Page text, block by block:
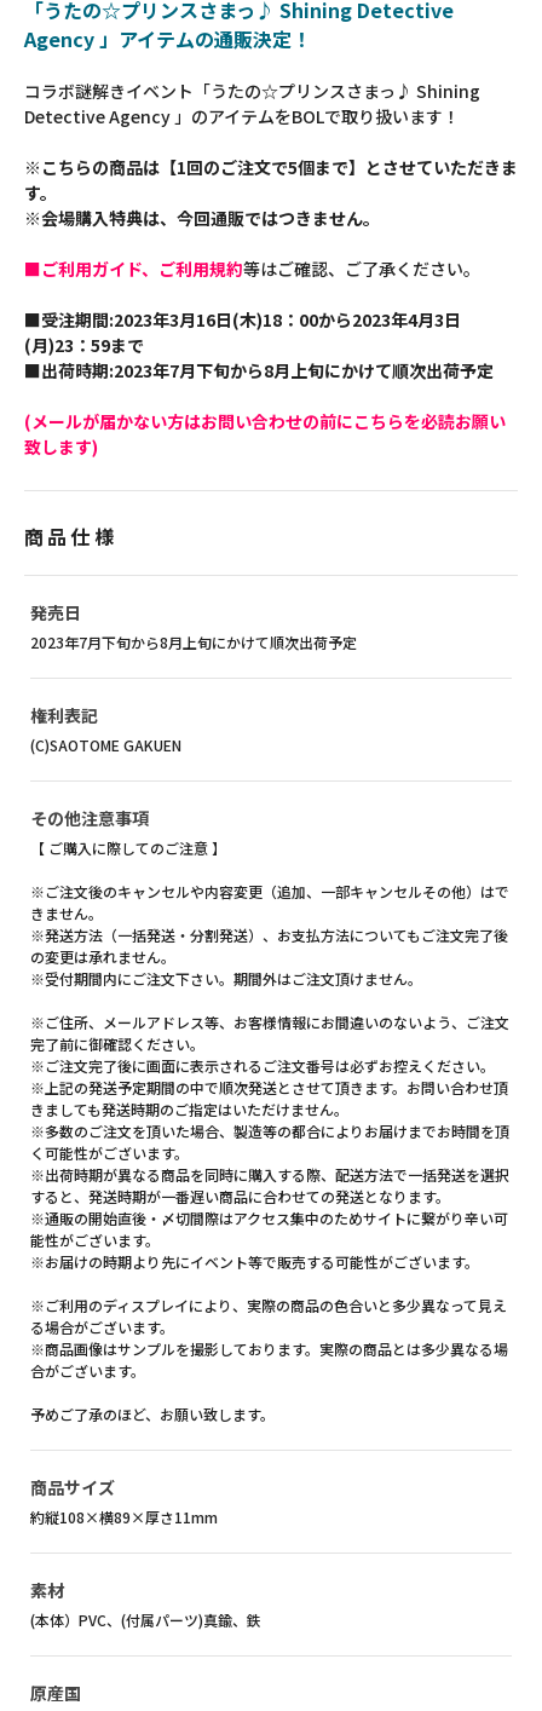
「うたの☆プリンスさまっ♪ Shining Detective
Agency 」アイテムの通販決定！
コラボ謎解きイベント「うたの☆プリンスさまっ♪ Shining
Detective Agency 」のアイテムをBOLで取り扱います！
※こちらの商品は【1回のご注文で5個まで】とさせていただきま
す。
※会場購入特典は、今回通販ではつきません。
■ご利用ガイド、ご利用規約等はご確認、ご了承ください。
■受注期間:2023年3月16日(木)18：00から2023年4月3日
(月)23：59まで
■出荷時期:2023年7月下旬から8月上旬にかけて順次出荷予定
(メールが届かない方はお問い合わせの前にこちらを必読お願い
致します)
商品仕様
発売日
2023年7月下旬から8月上旬にかけて順次出荷予定
権利表記
(C)SAOTOME GAKUEN
その他注意事項
【 ご購入に際してのご注意 】
※ご注文後のキャンセルや内容変更（追加、一部キャンセルその他）はで
きません。
※発送方法（一括発送・分割発送）、お支払方法についてもご注文完了後
の変更は承れません。
※受付期間内にご注文下さい。期間外はご注文頂けません。
※ご住所、メールアドレス等、お客様情報にお間違いのないよう、ご注文
完了前に御確認ください。
※ご注文完了後に画面に表示されるご注文番号は必ずお控えください。
※上記の発送予定期間の中で順次発送とさせて頂きます。お問い合わせ頂
きましても発送時期のご指定はいただけません。
※多数のご注文を頂いた場合、製造等の都合によりお届けまでお時間を頂
く可能性がございます。
※出荷時期が異なる商品を同時に購入する際、配送方法で一括発送を選択
すると、発送時期が一番遅い商品に合わせての発送となります。
※通販の開始直後・〆切間際はアクセス集中のためサイトに繋がり辛い可
能性がございます。
※お届けの時期より先にイベント等で販売する可能性がございます。
※ご利用のディスプレイにより、実際の商品の色合いと多少異なって見え
る場合がございます。
※商品画像はサンプルを撮影しております。実際の商品とは多少異なる場
合がございます。
予めご了承のほど、お願い致します。
商品サイズ
約縦108×横89×厚さ11mm
素材
(本体）PVC、(付属パーツ)真鍮、鉄
原産国